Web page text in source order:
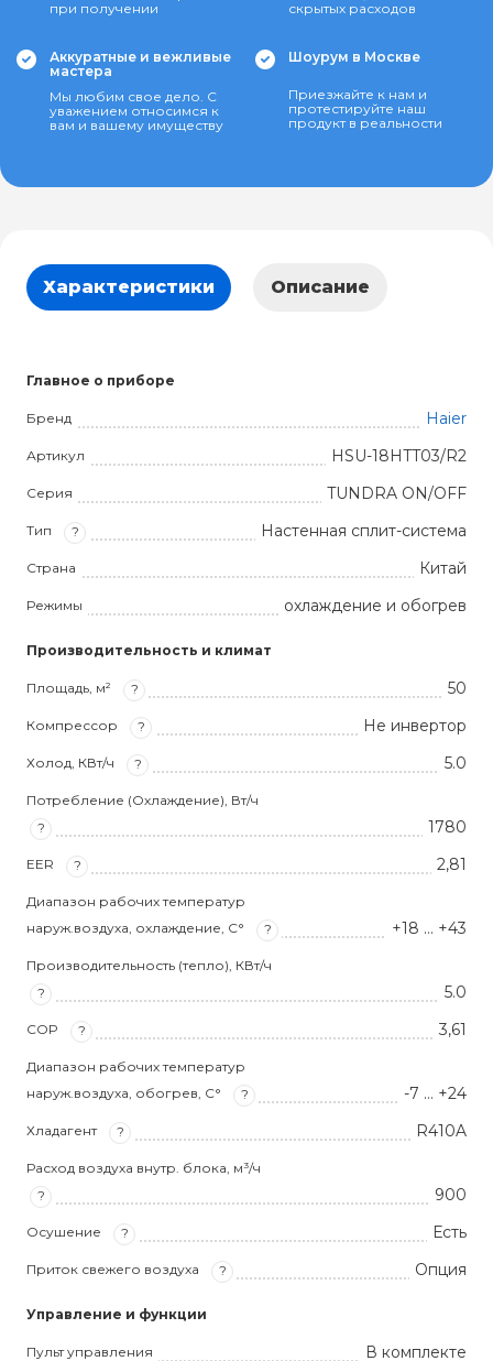
при получении
скрытых расходов
Аккуратные и вежливые
мастера
Мы любим свое дело. С
уважением относимся к
вам и вашему имуществу
Шоурум в Москве
Приезжайте к нам и
протестируйте наш
продукт в реальности
Характеристики Описание
Главное о приборе
Бренд Haier
Артикул HSU-18HTT03/R2
Серия TUNDRA ON/OFF
Тип ? Настенная сплит-система
Страна Китай
Режимы охлаждение и обогрев
Производительность и климат
Площадь, м² ? 50
Компрессор ? Не инвертор
Холод, КВт/ч ? 5.0
Потребление (Охлаждение), Вт/ч
?
1780
EER ? 2,81
Диапазон рабочих температур
наруж.воздуха, охлаждение, С°
? +18 … +43
Производительность (тепло), КВт/ч
?
5.0
COP ? 3,61
Диапазон рабочих температур
наруж.воздуха, обогрев, С°
? -7 … +24
Хладагент ? R410A
Расход воздуха внутр. блока, м³/ч
?
900
Осушение ? Есть
Приток свежего воздуха ? Опция
Управление и функции
Пульт управления В комплекте